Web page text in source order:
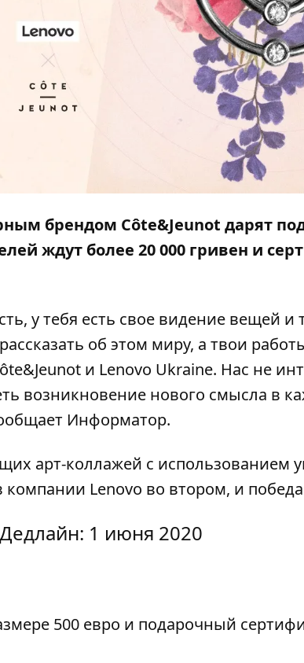
брендом Côte&Jeunot дарят
ждут более 20 000 гривен и
у тебя есть свое видение вещей
об этом миру, а твои
и Lenovo Ukraine. Нас не
возникновение нового смысла в
Информатор.
арт-коллажей с использованием
компании Lenovo во втором, и
1 июня 2020
500 евро и подарочный